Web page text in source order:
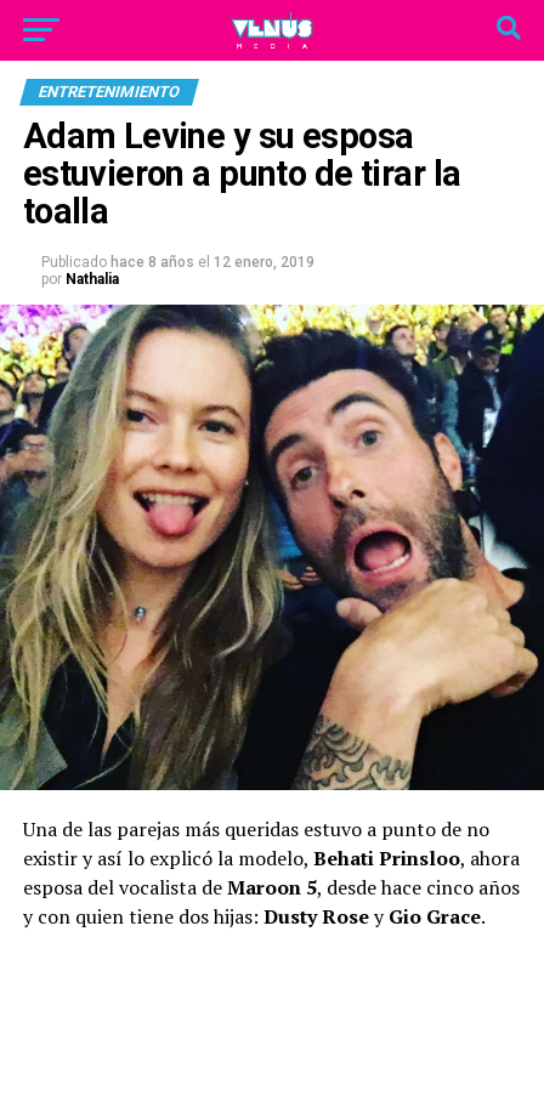
ENTRETENIMIENTO
Adam Levine y su esposa
estuvieron a punto de tirar la
toalla
Publicado hace 8 años el 12 enero, 2019
por Nathalia
Una de las parejas más queridas estuvo a punto de no
existir y así lo explicó la modelo, Behati Prinsloo, ahora
esposa del vocalista deMaroon 5, desde hace cinco años
y con quien tiene dos hijas: Dusty RoseyGio Grace.